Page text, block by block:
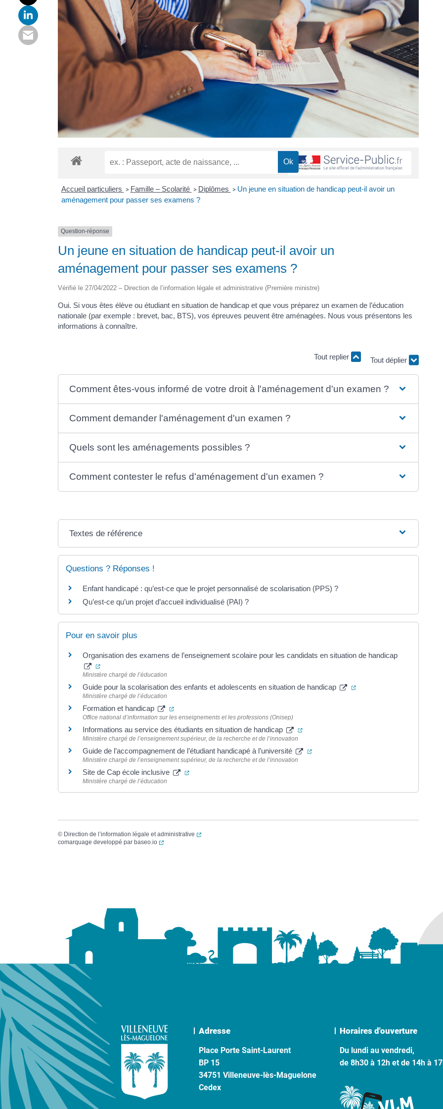
Accueil particuliers > Famille – Scolarité > Diplômes > Un jeune en situation de handicap peut-il avoir un
aménagement pour passer ses examens ?
Question-réponse
Un jeune en situation de handicap peut-il avoir un
aménagement pour passer ses examens ?
Vérifié le 27/04/2022 – Direction de l’information légale et administrative (Première ministre)
Oui. Si vous êtes élève ou étudiant en situation de handicap et que vous préparez un examen de l’éducation
nationale (par exemple : brevet, bac, BTS), vos épreuves peuvent être aménagées. Nous vous présentons les
informations à connaître.
Tout replier Tout déplier
Comment êtes-vous informé de votre droit à l'aménagement d'un examen ?
Comment demander l'aménagement d'un examen ?
Quels sont les aménagements possibles ?
Comment contester le refus d'aménagement d'un examen ?
Textes de référence
Questions ? Réponses !
Enfant handicapé : qu’est-ce que le projet personnalisé de scolarisation (PPS) ?
Qu’est-ce qu’un projet d’accueil individualisé (PAI) ?
Pour en savoir plus
Organisation des examens de l’enseignement scolaire pour les candidats en situation de handicap
(ouverture dans un nouvel onglet)
Ministère chargé de l’éducation
Guide pour la scolarisation des enfants et adolescents en situation de handicap (ouverture dans un nouvel
Ministère chargé de l’éducation
Formation et handicap (ouverture dans un nouvel onglet)
Office national d’information sur les enseignements et les professions (Onisep)
Informations au service des étudiants en situation de handicap (ouverture dans un nouvel onglet)
Ministère chargé de l’enseignement supérieur, de la recherche et de l’innovation
Guide de l’accompagnement de l’étudiant handicapé à l’université (ouverture dans un nouvel onglet)
Ministère chargé de l’enseignement supérieur, de la recherche et de l’innovation
Site de Cap école inclusive (ouverture dans un nouvel onglet)
Ministère chargé de l’éducation
© Direction de l’information légale et administrative
(ouverture dans un nouvel onglet)
comarquage developpé par baseo.io (ouverture dans un nouvel onglet)
Adresse
Place Porte Saint-Laurent
BP 15
34751 Villeneuve-lès-Maguelone
Cedex
Horaires d'ouverture
Du lundi au vendredi,
de 8h30 à 12h et de 14h à